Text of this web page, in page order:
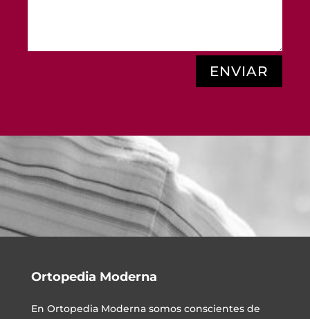
ENVIAR
Ortopedia Moderna
En Ortopedia Modernasomos conscientes de